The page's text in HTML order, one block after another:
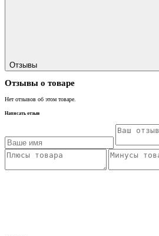
Отзывы
Отзывы о товаре
Нет отзывов об этом товаре.
Написать отзыв